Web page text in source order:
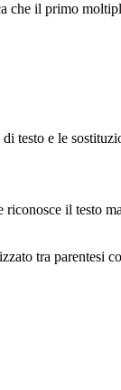
il primo
testo e le
il testo
tra parentesi